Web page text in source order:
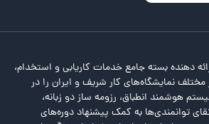
مؤثر در مراکز مالی کشور تلاش کرده تا به
در سایت بانک کشاورزی، این بانک مجموعاً
دارای 1,817 شعبه بوده و 50 شعبه از بانک کشاورزی در زمینه ارائه خدمات
هستند. اگر به دنبال شغل در این بانک
استخدامهای بانک کشاورزی مراجعه کنید. البته
دهنده بسته جامع خدمات کاریابی و استخدام،
مختلف نمایشگاه‌های کار شریف و ایران را در
هوشمند انطباق، رزومه ساز دو زبانه،
توانمندی‌ها به کمک پیشنهاد دوره‌های